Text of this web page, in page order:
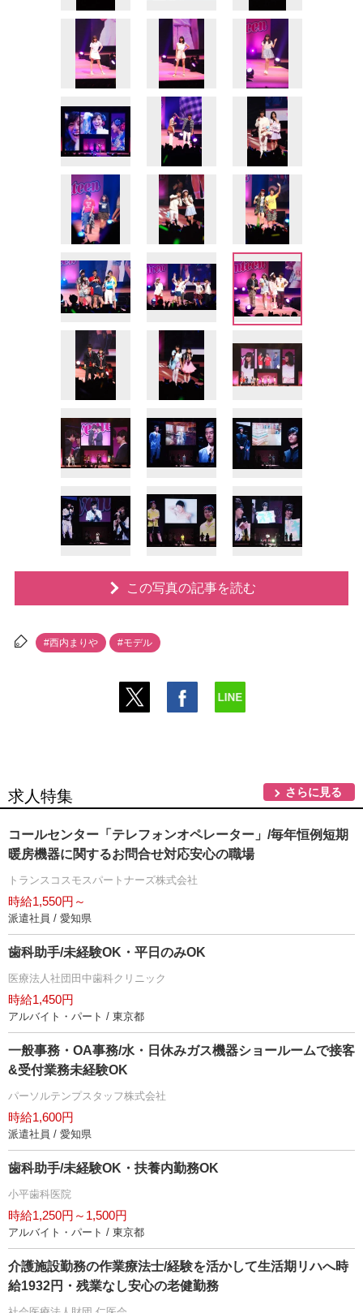
この写真の記事を読む
#西内まり #モデル
求人特集 さらに見る
コールセンター「テレフォンオペレーター」/毎年恒例短期
暖房機器に関するお問合せ対応安心の職場
トランスコスモスパートナーズ株式会社
時給1,550円～
派遣社員 / 愛知県
歯科助手/未経験OK・平日のみOK
医療法人社団田中歯科クリニック
時給1,450円
アルバイト・パート / 東京都
一般事務・OA事務/水・日休みガス機器ショールームで接客
&受付業務未経験OK
パーソルテンプスタッフ株式会社
時給1,600円
派遣社員 / 愛知県
歯科助手/未経験OK・扶養内勤務OK
小平歯科医院
時給1,250円～1,500円
アルバイト・パート / 東京都
介護施設勤務の作業療法士/経験を活かして生活期リハへ時
給1932円・残業なし安心の老健勤務